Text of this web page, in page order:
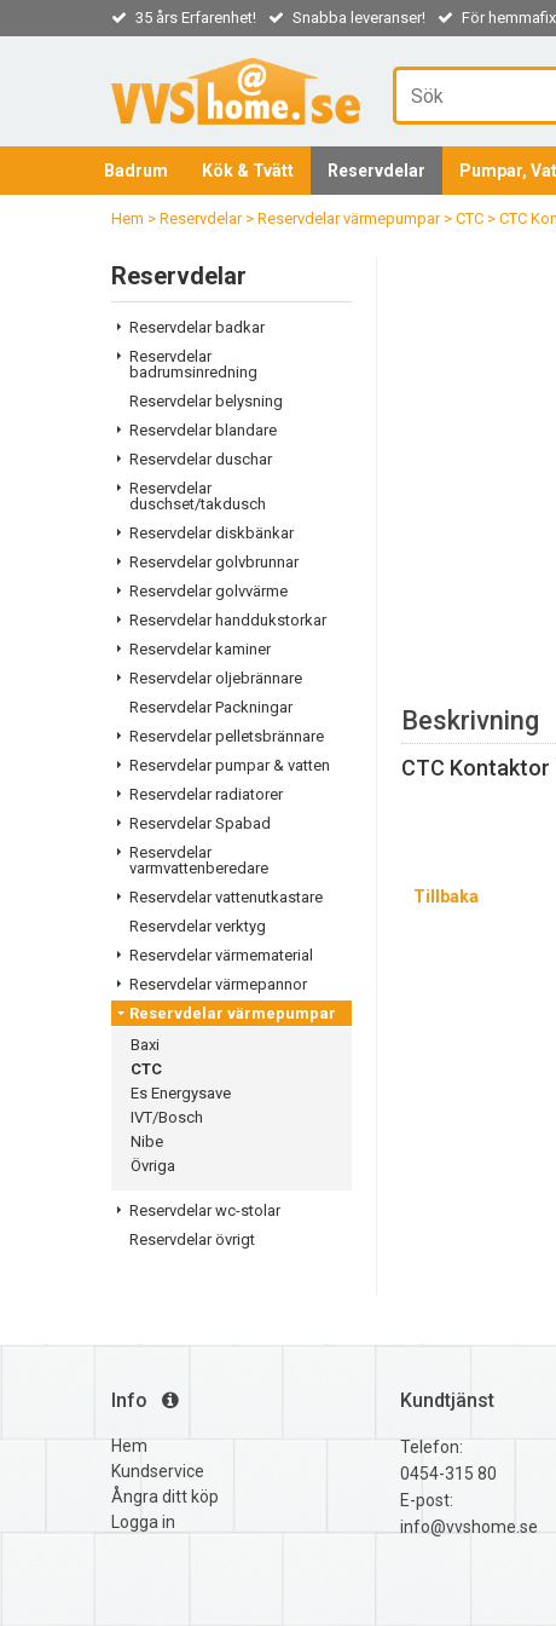
35 års Erfarenhet! Snabba leveranser! För
Badrum Kök & Tvätt Reservdelar Pumpar,
Hem > Reservdelar> Reservdelar värmepumpar> CTC > CTC
Reservdelar
Reservdelar badkar
Reservdelar
badrumsinredning
Reservdelar belysning
Reservdelar blandare
Reservdelar duschar
Reservdelar
duschset/takdusch
Reservdelar diskbänkar
Reservdelar golvbrunnar
Reservdelar golvvärme
Reservdelar handdukstorkar
Reservdelar kaminer
Reservdelar oljebrännare
Reservdelar Packningar
Reservdelar pelletsbrännare
Reservdelar pumpar & vatten
Reservdelar radiatorer
Reservdelar Spabad
Reservdelar
varmvattenberedare
Reservdelar vattenutkastare
Reservdelar verktyg
Reservdelar värmematerial
Reservdelar värmepannor
Reservdelar värmepumpar
Baxi
CTC
Es Energysave
IVT/Bosch
Nibe
Övriga
Reservdelar wc-stolar
Reservdelar övrigt
Beskrivning
CTC Kontaktor
Tillbaka
Info
Hem
Kundservice
Ångra ditt köp
Logga in
Kundtjänst
Telefon:
0454-315 80
E-post:
info@vvshome.se